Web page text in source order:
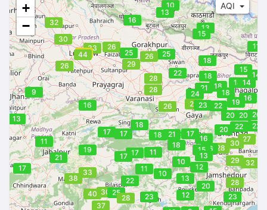
AQI
10
54
23
11
15
17
9
20
30
10
32
18
20
38
23
15
26
28
21
13
26
14
29
17
20
13
28
14
32
25
13
16
44
26
22
33
13
22
28
18
17
12
26
11
28
18
18
20
28 14
40
30
25
18
21
11
19
27
26
22
11
16
24
13
19
33
12
30
16
17
22
16
20
37
18
29
15
10
17
21
22
16
17
25
18
23
+
−